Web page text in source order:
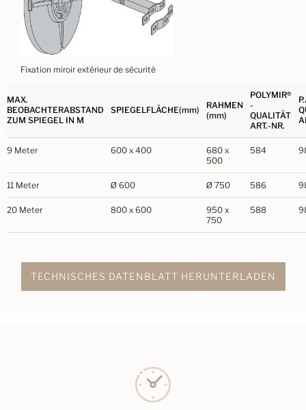
Fixation miroir extérieur de sécurité
MAX.
BEOBACHTERABSTAND
ZUM SPIEGEL IN M
SPIEGELFLÄCHE(mm)
RAHMEN
(mm)
POLYMIR®
-
QUALITÄT
ART.-NR.
9 Meter 600 x 400
680 x
500
584
11 Meter Ø 600 Ø 750 586
20 Meter 800 x 600
950 x
750
588
TECHNISCHES DATENBLATT HERUNTERLADEN